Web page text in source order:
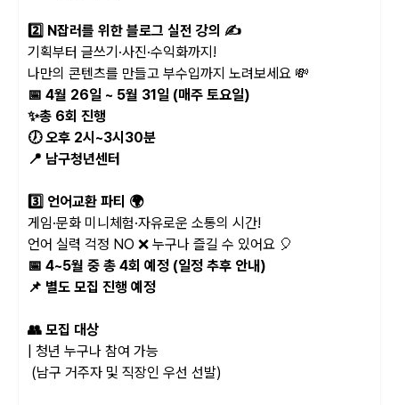
2️⃣ N잡러를 위한 블로그 실전 강의 ✍️
기획부터 글쓰기·사진·수익화까지!
나만의 콘텐츠를 만들고 부수입까지 노려보세요 💸
📅 4월 26일 ~ 5월 31일 (매주 토요일)
✨총 6회 진행
🕖 오후 2시~3시30분
📍 남구청년센터
3️⃣ 언어교환 파티 🌍
게임·문화 미니체험·자유로운 소통의 시간!
언어 실력 걱정 NO ❌ 누구나 즐길 수 있어요 🎈
📅 4~5월 중 총 4회 예정 (일정 추후 안내)
📌 별도 모집 진행 예정
👥 모집 대상
| 청년 누구나 참여 가능
(남구 거주자 및 직장인 우선 선발)